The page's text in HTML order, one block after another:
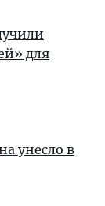
для
унесло в